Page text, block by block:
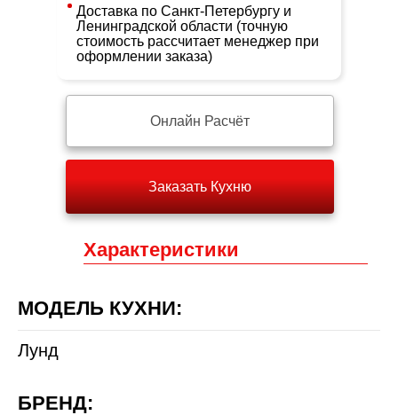
Онлайн Расчёт
Доставка по Санкт-Петербургу и
Ленинградской области (точную
стоимость рассчитает менеджер при
оформлении заказа)
Заказать Кухню
Характеристики
МОДЕЛЬ КУХНИ:
Лунд
БРЕНД: